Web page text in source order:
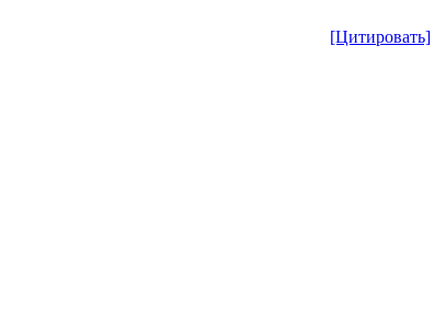
[Цитировать]